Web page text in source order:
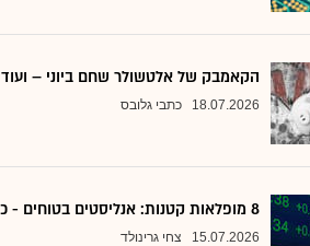
הקאמבק של אלטשולר שחם ביוני – ועוד 4 כתבות על המצב בשווקים
18.07.2026 כתבי גלובס
8 מופלאות קטנות: אנליסטים בטוחים - כדאי לשים לב למניות הללו
15.07.2026 צחי גרינולד